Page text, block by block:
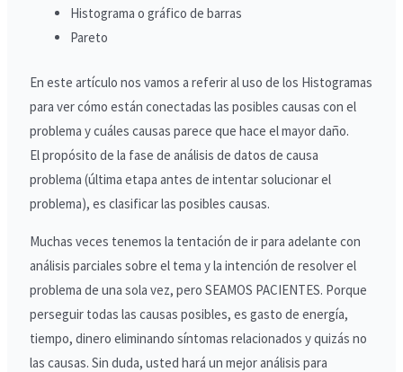
Histograma o gráfico de barras
Pareto
En este artículo nos vamos a referir al uso de los Histogramas
para ver cómo están conectadas las posibles causas con el
problema y cuáles causas parece que hace el mayor daño.
El propósito de la fase de análisis de datos de causa
problema (última etapa antes de intentar solucionar el
problema), es clasificar las posibles causas.
Muchas veces tenemos la tentación de ir para adelante con
análisis parciales sobre el tema y la intención de resolver el
problema de una sola vez, pero SEAMOS PACIENTES. Porque
perseguir todas las causas posibles, es gasto de energía,
tiempo, dinero eliminando síntomas relacionados y quizás no
las causas. Sin duda, usted hará un mejor análisis para